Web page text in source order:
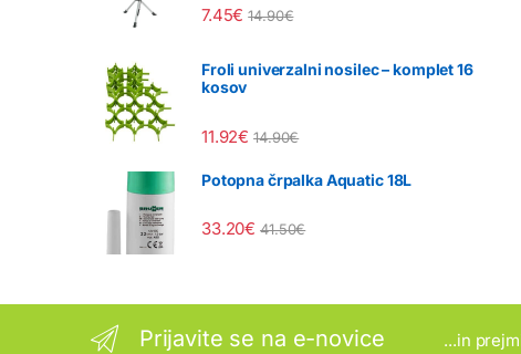
7.45€ 14.90€
Froli univerzalni nosilec – komplet 16
kosov
11.92€ 14.90€
Potopna črpalka Aquatic 18L
33.20€ 41.50€
Prijavite se na e-novice ...in